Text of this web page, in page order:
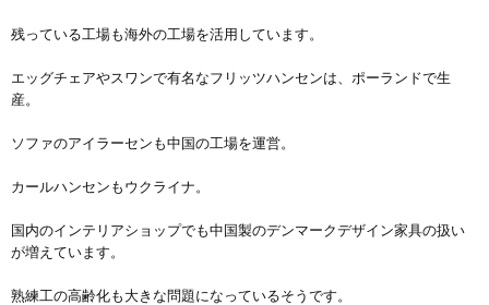
残っている工場も海外の工場を活用しています。
エッグチェアやスワンで有名なフリッツハンセンは、ポーランドで生
産。
ソファのアイラーセンも中国の工場を運営。
カールハンセンもウクライナ。
国内のインテリアショップでも中国製のデンマークデザイン家具の扱い
が増えています。
熟練工の高齢化も大きな問題になっているそうです。